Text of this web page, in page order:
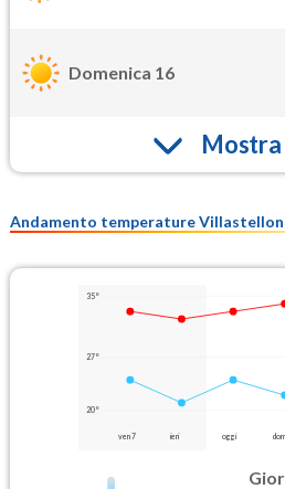
Domenica 16
Andamento temperature
35°
27°
20°
ven 7 ieri oggi